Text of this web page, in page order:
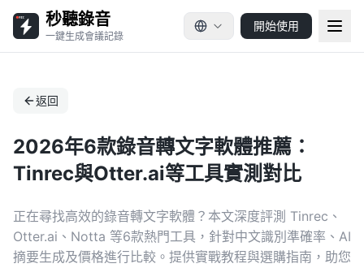
秒聽錄音
一鍵生成會議記錄
開始使用
返回
2026年6款錄音轉文字軟體推薦：
Tinrec與Otter.ai等工具實測對比
正在尋找高效的錄音轉文字軟體？本文深度評測 Tinrec、
Otter.ai、Notta 等6款熱門工具，針對中文識別準確率、AI
摘要生成及價格進行比較。提供實戰教程與選購指南，助您